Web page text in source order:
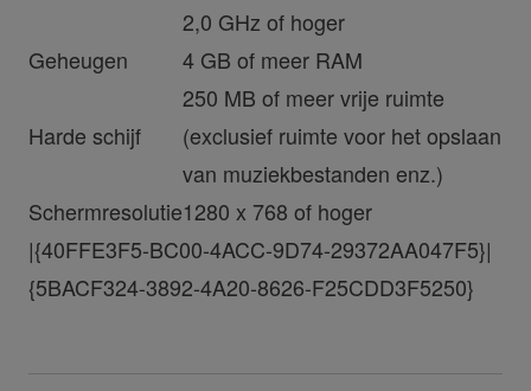
2,0 GHz of hoger
Geheugen
4 GB of meer RAM
Harde schijf
250 MB of meer vrije ruimte
(exclusief ruimte voor het opslaan
van muziekbestanden enz.)
Schermresolutie1280 x 768 of hoger
|{40FFE3F5-BC00-4ACC-9D74-29372AA047F5}|
{5BACF324-3892-4A20-8626-F25CDD3F5250}